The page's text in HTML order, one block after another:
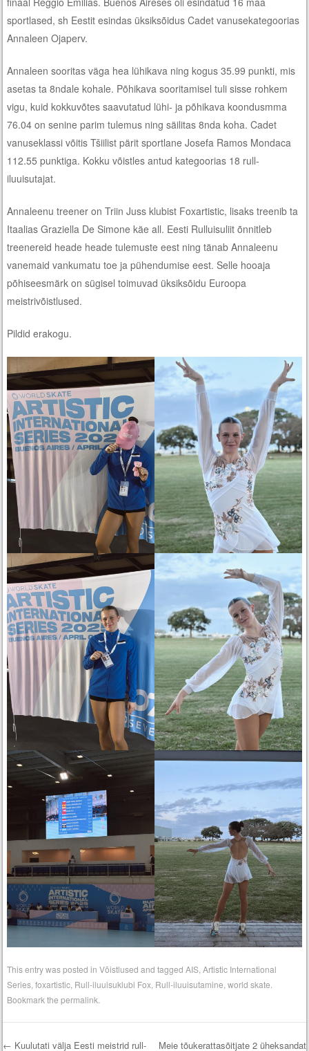
sportlased, sh Eestit esindas üksiksõidus Cadet vanusekategoorias
Annaleen Ojaperv.
Annaleen sooritas väga hea lühikava ning kogus 35.99 punkti, mis
asetas ta 8ndale kohale. Põhikava sooritamisel tuli sisse rohkem
vigu, kuid kokkuvõtes saavutatud lühi- ja põhikava koondusmma
76.04 on senine parim tulemus ning säilitas 8nda koha. Cadet
vanuseklassi võitis Tšiilist pärit sportlane Josefa Ramos Mondaca
112.55 punktiga. Kokku võistles antud kategoorias 18 rull-
iluuisutajat.
Annaleenu treener on Triin Juss klubist Foxartistic, lisaks treenib ta
Itaalias Graziella De Simone käe all. Eesti Rulluisuliit õnnitleb
treenereid heade heade tulemuste eest ning tänab Annaleenu
vanemaid vankumatu toe ja pühendumise eest. Selle hooaja
põhiseesmärk on sügisel toimuvad üksiksõidu Euroopa
meistrivõistlused.
Pildid erakogu.
This entry was posted inVõistlused and taggedAIS ,Artistic International
Series ,foxartistic Rull-iluuisuklubi Fox Rull-iluuisutamine ,world skate
Bookmark thepermalink
← Kuulutati välja Eesti meistrid rull-
Meie tõukerattasõitjate 2 üheksandat